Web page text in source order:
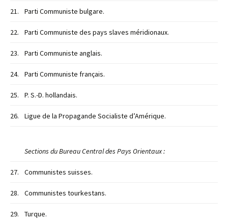
21. Parti Communiste bulgare.
22. Parti Communiste des pays slaves méridionaux.
23. Parti Communiste anglais.
24. Parti Communiste français.
25. P. S.-D. hollandais.
26. Ligue de la Propagande Socialiste d’Amérique.
Sections du Bureau Central des Pays Orientaux :
27. Communistes suisses.
28. Communistes tourkestans.
29. Turque.